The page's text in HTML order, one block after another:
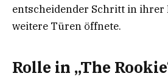
entscheidender Schritt in ihrer
weitere Türen öffnete.
Rolle in „The